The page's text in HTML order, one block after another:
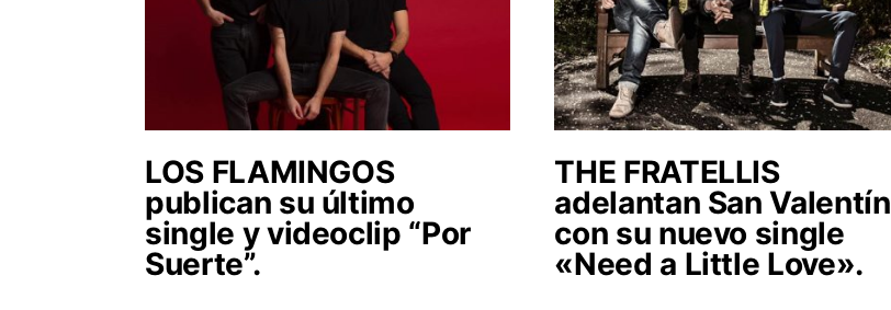
LOS FLAMINGOS
publican su último
single y videoclip “Por
Suerte”.
THE FRATELLIS
adelantan San Valentín
con su nuevo single
«Need a Little Love».